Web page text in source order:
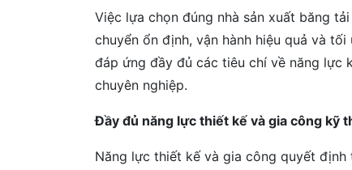
Việc lựa chọn đúng nhà sản xuất băng
chuyển ổn định, vận hành hiệu quả và
đáp ứng đầy đủ các tiêu chí về năng lực
chuyên nghiệp.
Đầy đủ năng lực thiết kế và gia công kỹ
Năng lực thiết kế và gia công quyết